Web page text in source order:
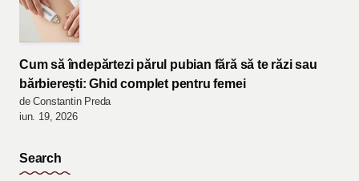
Cum să îndepărtezi părul pubian fără să te răzi sau
bărbierești: Ghid complet pentru femei
de Constantin Preda
iun. 19, 2026
Search